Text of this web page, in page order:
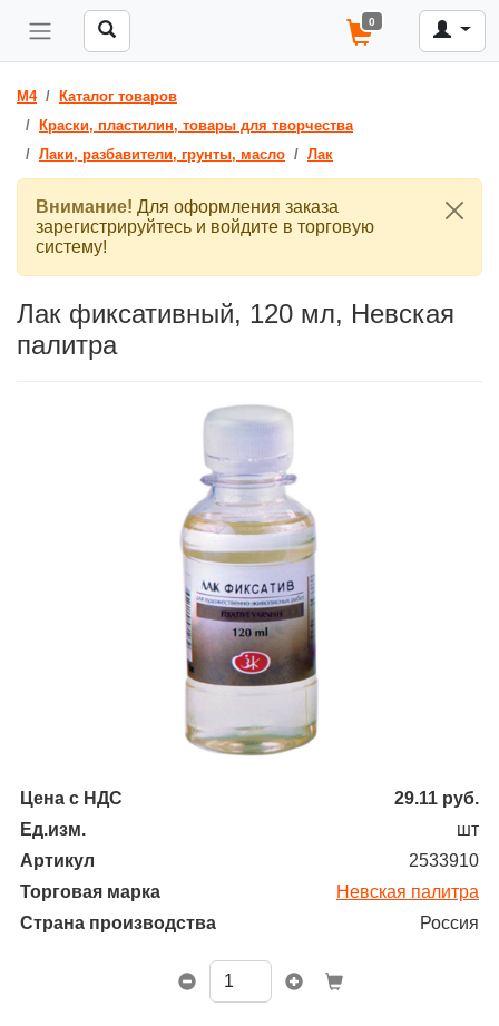
0
M4
Каталог товаров
Краски, пластилин, товары для творчества
Лаки, разбавители, грунты, масло
Лак
Внимание! Для оформления заказа
зарегистрируйтесь и войдите в торговую
систему!
Лак фиксативный, 120 мл, Невская
палитра
Цена с НДС 29.11 руб.
Ед.изм.
шт
Артикул
2533910
Торговая марка
Невская палитра
Страна производства
Россия